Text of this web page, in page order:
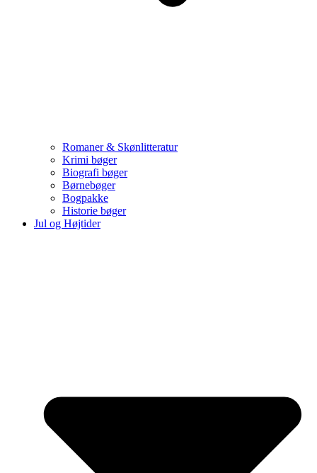
Romaner & Skønlitteratur
Krimi bøger
Biografi bøger
Børnebøger
Bogpakke
Historie bøger
Jul og Højtider